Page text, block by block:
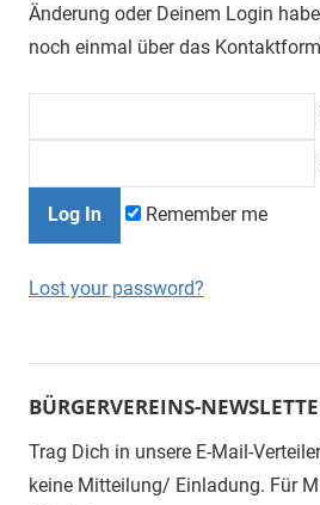
Änderung oder Deinem Login
noch einmal über das
Remember me
Lost your password?
BÜRGERVEREINS-
Trag Dich in unsere E-Mail-
keine Mitteilung/ Einladung. Für